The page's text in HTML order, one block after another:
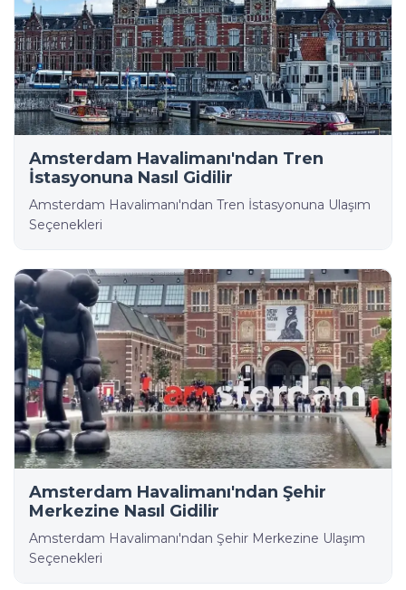
Amsterdam Havalimanı'ndan Tren
İstasyonuna Nasıl Gidilir
Amsterdam Havalimanı'ndan Tren İstasyonuna Ulaşım
Seçenekleri
Amsterdam Havalimanı'ndan Şehir
Merkezine Nasıl Gidilir
Amsterdam Havalimanı'ndan Şehir Merkezine Ulaşım
Seçenekleri